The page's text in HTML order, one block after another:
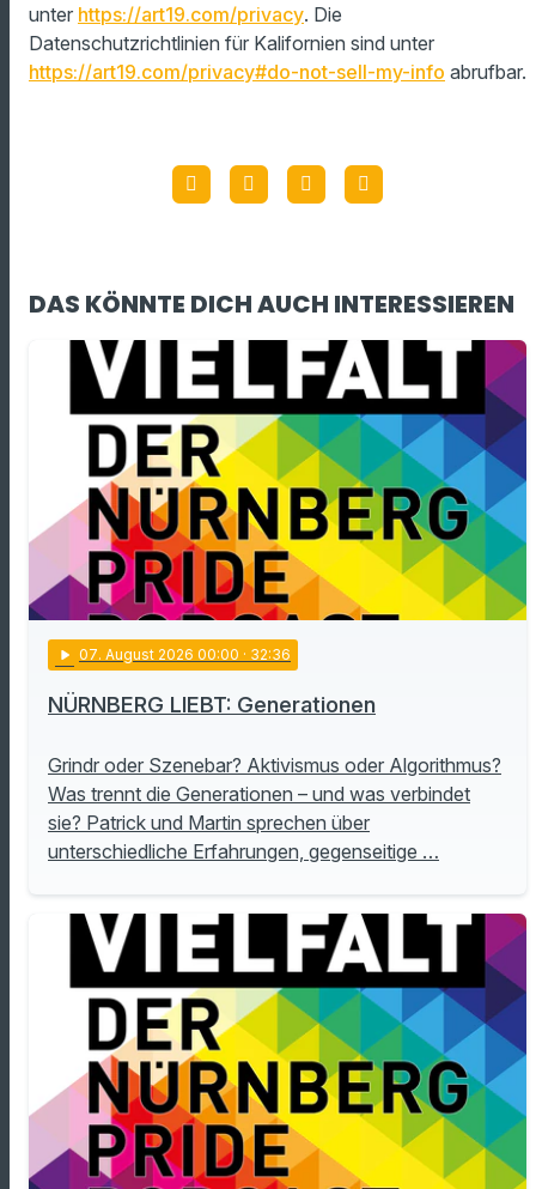
unter https://art19.com/privacy. Die
Datenschutzrichtlinien für Kalifornien sind unter
https://art19.com/privacy#do-not-sell-my-info abrufbar.
DAS KÖNNTE DICH AUCH INTERESSIEREN
play_arrow 07. August 2026 00:00 · 32:36
NÜRNBERG LIEBT: Generationen
Grindr oder Szenebar? Aktivismus oder Algorithmus?
Was trennt die Generationen – und was verbindet
sie? Patrick und Martin sprechen über
unterschiedliche Erfahrungen, gegenseitige …